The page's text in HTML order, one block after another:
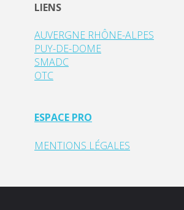
LIENS
AUVERGNE RHÔNE-ALPES
PUY-DE-DOME
SMADC
OTC
ESPACE PRO
MENTIONS LÉGALES